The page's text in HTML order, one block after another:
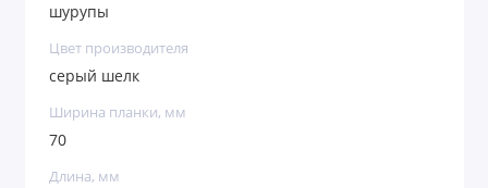
шурупы
Цвет производителя
серый шелк
Ширина планки, мм
70
Длина, мм